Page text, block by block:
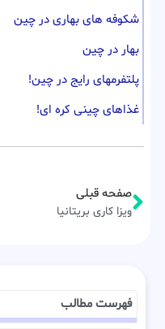
شکوفه های بهاری در چین
بهار در چین
پلتفرمهای رایج در چین!
غذاهای چینی کره ای!
صفحه قبلی
ویزا کاری بریتانیا
فهرست مطالب